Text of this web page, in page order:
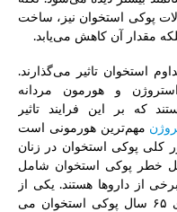
پوکی استخوان نیز، ساخت
مقدار آن کاهش می‌یابد.
استخوان تاثیر می‌گذارند.
استروژن و هورمون مردانه
که بر این فرایند تاثیر
مهم‌ترین هورمونی است
کلی پوکی استخوان در زنان
خطر پوکی استخوان شامل
از داروها هستند. یکی از
دلایل ایجاد شکستگی در خانم های بالای ۶۵ سال پوکی استخوان می